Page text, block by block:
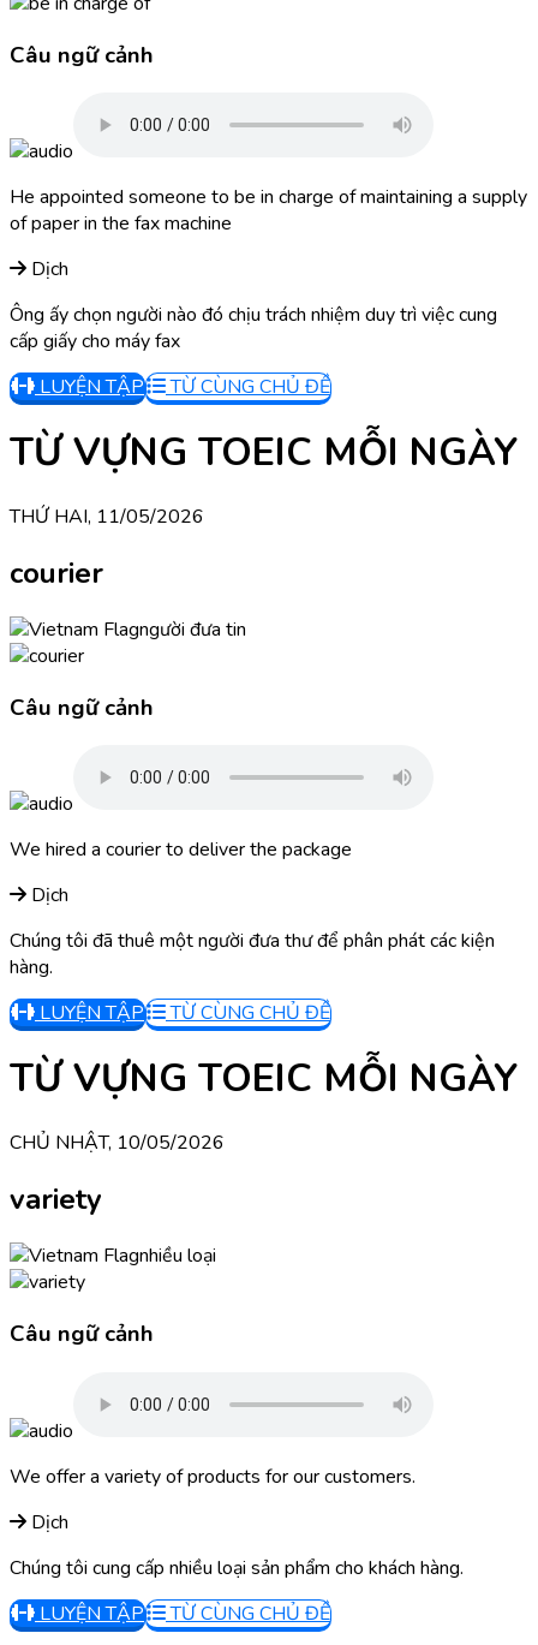
Câu ngữ cảnh
He appointed someone to be in charge of maintaining a supply
of paper in the fax machine
Dịch
Ông ấy chọn người nào đó chịu trách nhiệm duy trì việc cung
cấp giấy cho máy fax
LUYỆN TẬP
TỪ CÙNG CHỦ ĐỀ
TỪ VỰNG TOEIC MỖI NGÀY
THỨ HAI, 11/05/2026
courier
người đưa tin
Câu ngữ cảnh
We hired a courier to deliver the package
Dịch
Chúng tôi đã thuê một người đưa thư để phân phát các kiện
hàng.
LUYỆN TẬP
TỪ CÙNG CHỦ ĐỀ
TỪ VỰNG TOEIC MỖI NGÀY
CHỦ NHẬT, 10/05/2026
variety
nhiều loại
Câu ngữ cảnh
We offer a variety of products for our customers.
Dịch
Chúng tôi cung cấp nhiều loại sản phẩm cho khách hàng.
LUYỆN TẬP
TỪ CÙNG CHỦ ĐỀ